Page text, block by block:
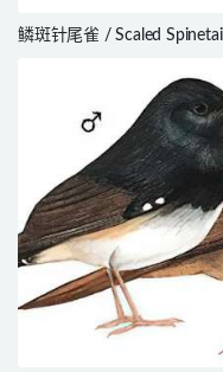
鳞斑针尾雀 / Scaled